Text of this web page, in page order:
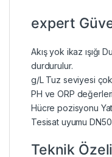
expert
Akış yok ikaz ışığı
durdurulur.
g/L Tuz seviyesi
PH ve ORP
Hücre pozisyonu
Tesisat uyumu
Teknik